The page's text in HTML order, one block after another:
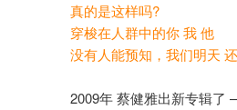
真的是这样吗?
穿梭在人群中的你 我 他
没有人能预知，我们明天 还
2009年 蔡健雅出新专辑了